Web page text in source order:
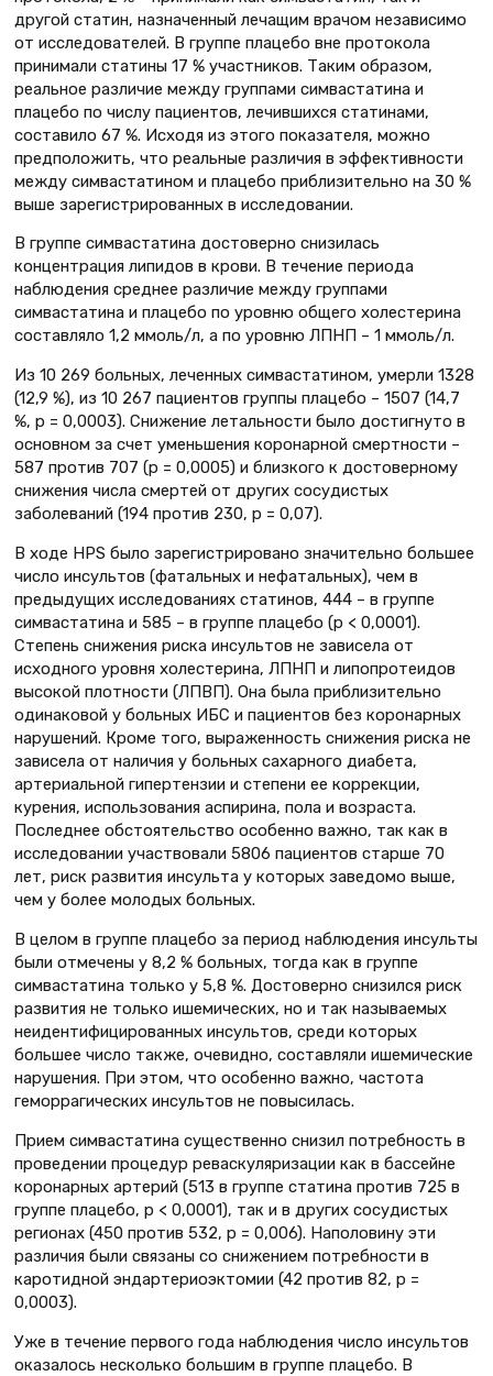
другой статин, назначенный лечащим врачом независимо
от исследователей. В группе плацебо вне протокола
принимали статины 17 % участников. Таким образом,
реальное различие между группами симвастатина и
плацебо по числу пациентов, лечившихся статинами,
составило 67 %. Исходя из этого показателя, можно
предположить, что реальные различия в эффективности
между симвастатином и плацебо приблизительно на 30 %
выше зарегистрированных в исследовании.
В группе симвастатина достоверно снизилась
концентрация липидов в крови. В течение периода
наблюдения среднее различие между группами
симвастатина и плацебо по уровню общего холестерина
составляло 1,2 ммоль/л, а по уровню ЛПНП – 1 ммоль/л.
Из 10 269 больных, леченных симвастатином, умерли 1328
(12,9 %), из 10 267 пациентов группы плацебо – 1507 (14,7
%, р = 0,0003). Снижение летальности было достигнуто в
основном за счет уменьшения коронарной смертности –
587 против 707 (р = 0,0005) и близкого к достоверному
снижения числа смертей от других сосудистых
заболеваний (194 против 230, р = 0,07).
В ходе HPS было зарегистрировано значительно большее
число инсультов (фатальных и нефатальных), чем в
предыдущих исследованиях статинов, 444 – в группе
симвастатина и 585 – в группе плацебо (р < 0,0001).
Степень снижения риска инсультов не зависела от
исходного уровня холестерина, ЛПНП и липопротеидов
высокой плотности (ЛПВП). Она была приблизительно
одинаковой у больных ИБС и пациентов без коронарных
нарушений. Кроме того, выраженность снижения риска не
зависела от наличия у больных сахарного диабета,
артериальной гипертензии и степени ее коррекции,
курения, использования аспирина, пола и возраста.
Последнее обстоятельство особенно важно, так как в
исследовании участвовали 5806 пациентов старше 70
лет, риск развития инсульта у которых заведомо выше,
чем у более молодых больных.
В целом в группе плацебо за период наблюдения инсульты
были отмечены у 8,2 % больных, тогда как в группе
симвастатина только у 5,8 %. Достоверно снизился риск
развития не только ишемических, но и так называемых
неидентифицированных инсультов, среди которых
большее число также, очевидно, составляли ишемические
нарушения. При этом, что особенно важно, частота
геморрагических инсультов не повысилась.
Прием симвастатина существенно снизил потребность в
проведении процедур реваскуляризации как в бассейне
коронарных артерий (513 в группе статина против 725 в
группе плацебо, р < 0,0001), так и в других сосудистых
регионах (450 против 532, р = 0,006). Наполовину эти
различия были связаны со снижением потребности в
каротидной эндартериоэктомии (42 против 82, р =
0,0003).
Уже в течение первого года наблюдения число инсультов
оказалось несколько большим в группе плацебо. В